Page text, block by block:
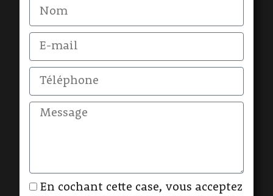
En cochant cette case, vous acceptez